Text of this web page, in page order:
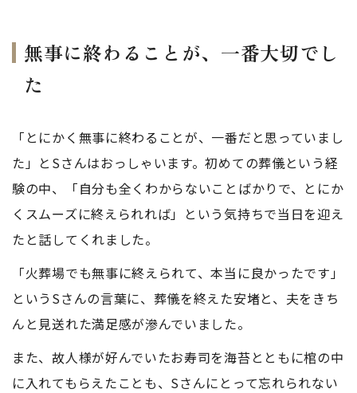
無事に終わることが、一番大切でし
た
「とにかく無事に終わることが、一番だと思っていまし
た」とSさんはおっしゃいます。初めての葬儀という経
験の中、「自分も全くわからないことばかりで、とにか
くスムーズに終えられれば」という気持ちで当日を迎え
たと話してくれました。
「火葬場でも無事に終えられて、本当に良かったです」
というSさんの言葉に、葬儀を終えた安堵と、夫をきち
んと見送れた満足感が滲んでいました。
また、故人様が好んでいたお寿司を海苔とともに棺の中
に入れてもらえたことも、Sさんにとって忘れられない